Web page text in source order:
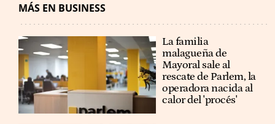
MÁS EN BUSINESS
La familia
malagueña de
Mayoral sale al
rescate de Parlem, la
operadora nacida al
calor del 'procés'